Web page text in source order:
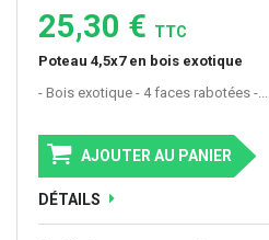
25,30 € TTC
Poteau 4,5x7 en bois exotique
- Bois exotique - 4 faces rabotées -...
AJOUTER AU PANIER
DÉTAILS